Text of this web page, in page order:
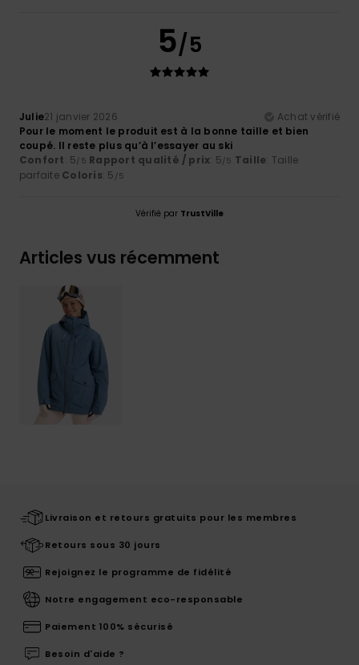
5/5
Julie21 janvier 2026
Achat vérifié
Pour le moment le produit est à la bonne taille et bien
coupé. Il reste plus qu’à l’essayer au ski
Confort: 5/5 Rapport qualité / prix: 5/5 Taille: Taille
parfaite Coloris: 5 /5
Vérifié par TrustVille
Articles vus récemment
Livraison et retours gratuits pour les membres
Retours sous 30 jours
Rejoignez le programme de fidélité
Notre engagement eco-responsable
Paiement 100% sécurisé
Besoin d'aide ?